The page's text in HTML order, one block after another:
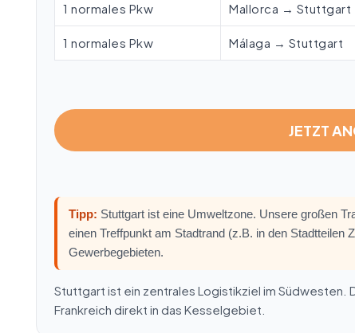
1 normales Pkw Mallorca → Stuttgart
1 normales Pkw Málaga → Stuttgart
JETZT
Tipp: Stuttgart ist eine Umweltzone. Unsere großen
einen Treffpunkt am Stadtrand (z.B. in den Stadtteilen
Gewerbegebieten.
Stuttgart ist ein zentrales Logistikziel im
Frankreich direkt in das Kesselgebiet.